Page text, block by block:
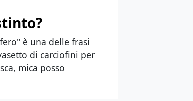
è una delle frasi
di carciofini per
mica posso